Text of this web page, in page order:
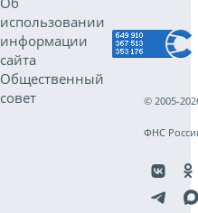
использовании
информации
сайта
Общественный
совет
© 2005-
ФНС